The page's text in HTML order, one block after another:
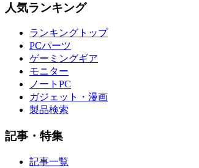
人気ランキング
ランキングトップ
PCパーツ
ゲーミングギア
モニター
ノートPC
ガジェット・漫画
製品検索
記事・特集
記事一覧